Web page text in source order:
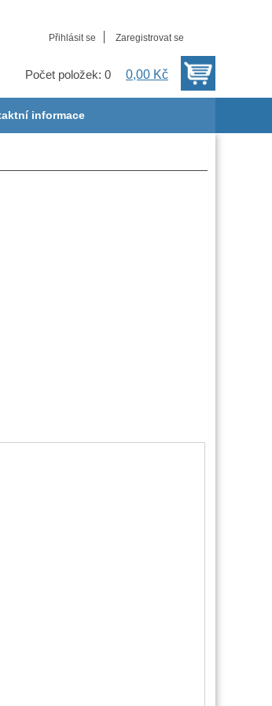
Přihlásit se Zaregistrovat se
Počet položek: 0 0,00 Kč
informace